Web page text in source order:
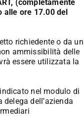
(completamente
alle ore 17.00 del
richiedente o da un
ammissibilità delle
essere utilizzata la
nel modulo di
dell’azienda